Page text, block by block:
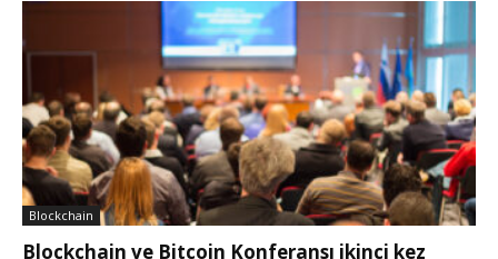
Blockchain
Blockchain ve Bitcoin Konferansı ikinci kez